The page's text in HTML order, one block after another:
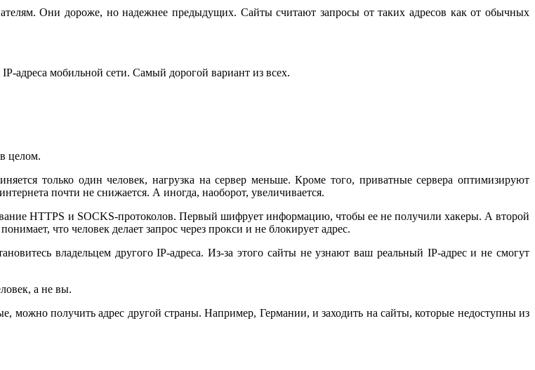
Они дороже, но надежнее предыдущих. Сайты считают запросы от таких адресов как от обычных
адреса мобильной сети. Самый дорогой вариант из всех.
целом.
только один человек, нагрузка на сервер меньше. Кроме того, приватные сервера оптимизируют
почти не снижается. А иногда, наоборот, увеличивается.
HTTPS и SOCKS-протоколов. Первый шифрует информацию, чтобы ее не получили хакеры. А второй
что человек делает запрос через прокси и не блокирует адрес.
владельцем другого IP-адреса. Из-за этого сайты не узнают ваш реальный IP-адрес и не смогут
а не вы.
можно получить адрес другой страны. Например, Германии, и заходить на сайты, которые недоступны из